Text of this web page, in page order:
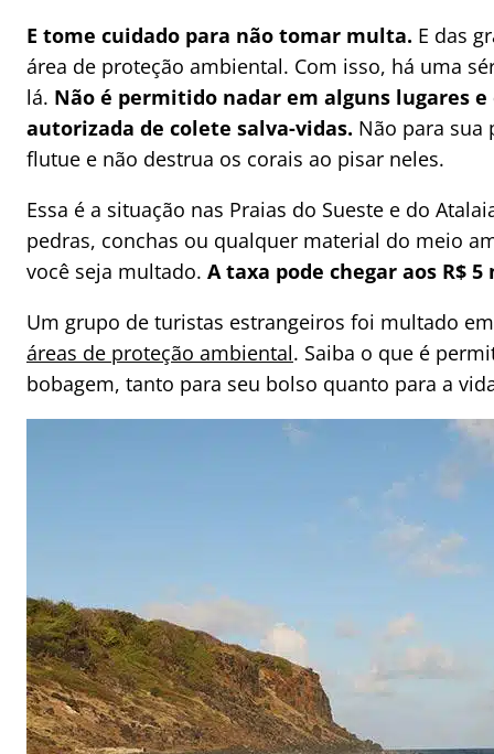
E tome cuidado para não tomar multa. E das
área de proteção ambiental. Com isso, há uma
lá. Não é permitido nadar em alguns lugares
autorizada de colete salva-vidas. Não para sua
flutue e não destrua os corais ao pisar neles.
Essa é a situação nas Praias do Sueste e do
pedras, conchas ou qualquer material do meio
você seja multado. A taxa pode chegar aos R$ 5
Um grupo de turistas estrangeiros foi multado
áreas de proteção ambiental. Saiba o que é
bobagem, tanto para seu bolso quanto para a